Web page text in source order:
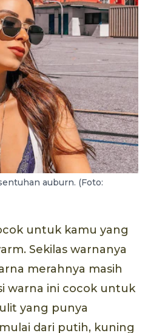
auburn. (Foto:
untuk kamu yang
Sekilas warnanya
merahnya masih
warna ini cocok untuk
yang punya
dari putih, kuning